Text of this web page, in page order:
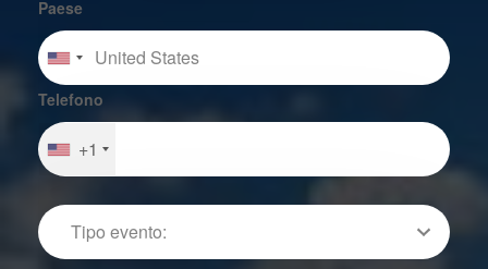
Paese
Telefono
+1